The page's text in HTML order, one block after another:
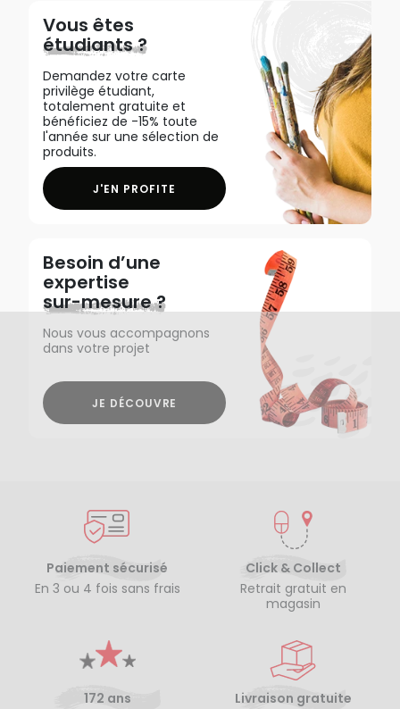
Vous êtes
étudiants ?
Demandez votre carte
privilège étudiant,
totalement gratuite et
bénéficiez de -15% toute
l'année sur une sélection de
produits.
J'EN PROFITE
Besoin d’une
expertise
sur-mesure ?
Nous vous accompagnons
dans votre projet
JE DÉCOUVRE
Paiement sécurisé
En 3 ou 4 fois sans frais
Click & Collect
Retrait gratuit en
magasin
172 ans
Livraison gratuite